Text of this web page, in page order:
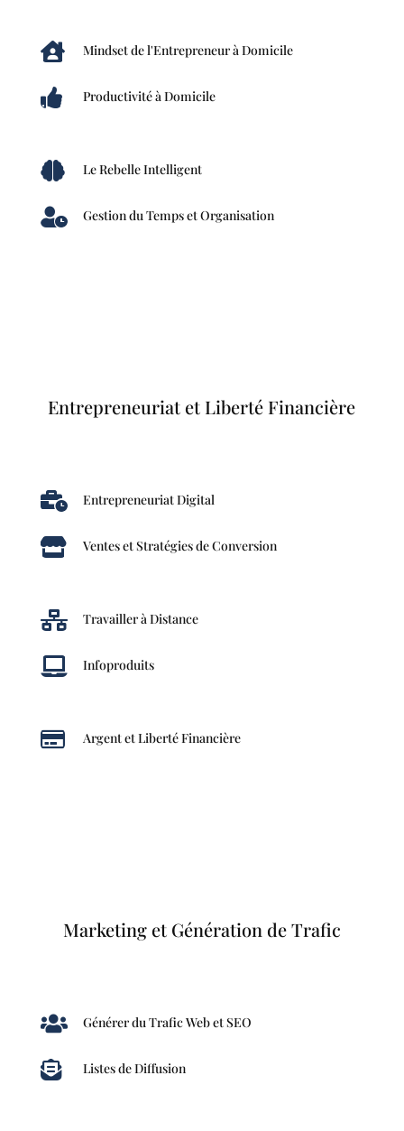
 Mindset de l'Entrepreneur à Domicile
 Productivité à Domicile
 Le Rebelle Intelligent
 Gestion du Temps et Organisation
Entrepreneuriat et Liberté Financière
 Entrepreneuriat Digital
 Ventes et Stratégies de Conversion
 Travailler à Distance
 Infoproduits
 Argent et Liberté Financière
Marketing et Génération de Trafic
 Générer du Trafic Web et SEO
 Listes de Diffusion